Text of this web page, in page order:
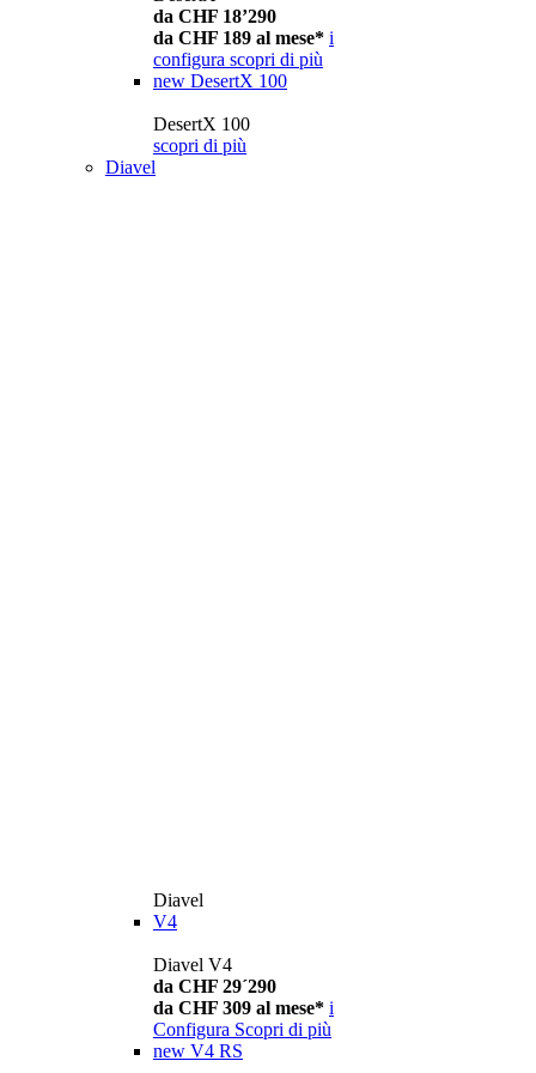
da CHF 18’290
da CHF 189 al mese* i
configura scopri di più
new DesertX 100
DesertX 100
scopri di più
Diavel
Diavel
V4
Diavel V4
da CHF 29´290
da CHF 309 al mese* i
Configura Scopri di più
new V4 RS